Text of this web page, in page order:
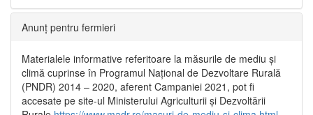
Anunț pentru fermieri
Materialele informative referitoare la măsurile de mediu și
climă cuprinse în Programul Național de Dezvoltare Rurală
(PNDR) 2014 – 2020, aferent Campaniei 2021, pot fi
accesate pe site-ul Ministerului Agriculturii și Dezvoltării